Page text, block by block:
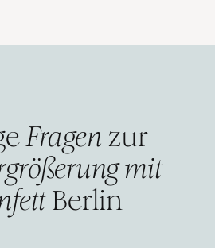
Fragen zur
mit
Berlin